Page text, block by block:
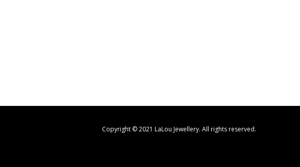
Copyright © 2021 LaLou Jewellery. All rights reserved.